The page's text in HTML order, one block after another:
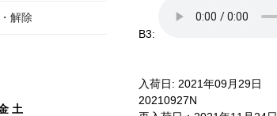
B3:
入荷日: 2021年09月29日
20210927N
解除
土